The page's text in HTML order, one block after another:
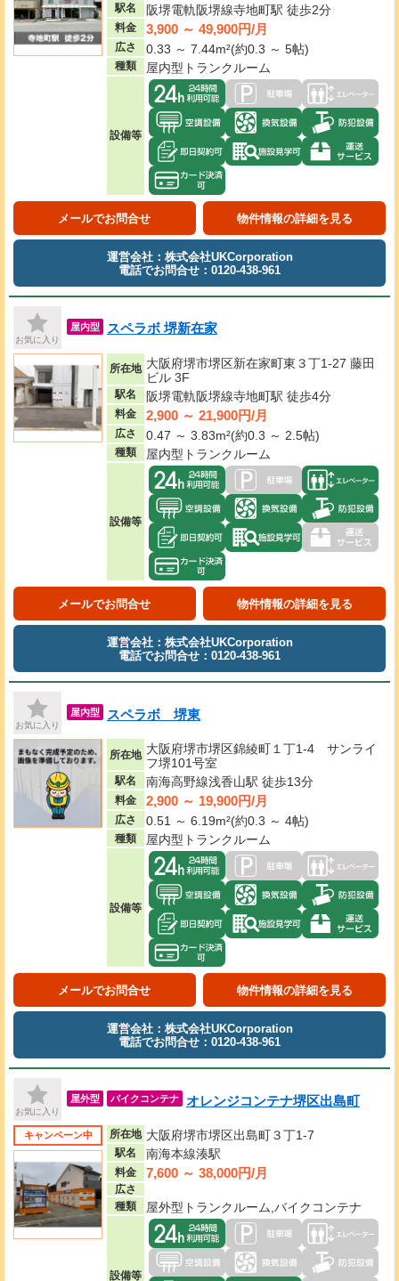
駅名 阪堺電軌阪堺線寺地町駅 徒歩2分
料金 3,900 ～ 49,900円/月
広さ 0.33 ～ 7.44m²(約0.3 ～ 5帖)
種類 屋内型トランクルーム
設備等
メールでお問合せ 物件情報の詳細を見る
運営会社：株式会社UKCorporation
電話でお問合せ：0120-438-961
お気に入り
屋内型 スペラボ 堺新在家
所在地 大阪府堺市堺区新在家町東３丁1-27 藤田
ビル 3F
駅名 阪堺電軌阪堺線寺地町駅 徒歩4分
料金 2,900 ～ 21,900円/月
広さ 0.47 ～ 3.83m²(約0.3 ～ 2.5帖)
種類 屋内型トランクルーム
設備等
メールでお問合せ 物件情報の詳細を見る
運営会社：株式会社UKCorporation
電話でお問合せ：0120-438-961
お気に入り
屋内型 スペラボ 堺東
所在地 大阪府堺市堺区錦綾町１丁1-4 サンライ
フ堺101号室
駅名 南海高野線浅香山駅 徒歩13分
料金 2,900 ～ 19,900円/月
広さ 0.51 ～ 6.19m²(約0.3 ～ 4帖)
種類 屋内型トランクルーム
設備等
メールでお問合せ 物件情報の詳細を見る
運営会社：株式会社UKCorporation
電話でお問合せ：0120-438-961
お気に入り
屋外型 バイクコンテナ オレンジコンテナ堺区出島町
キャンペーン中 所在地 大阪府堺市堺区出島町３丁1-7
駅名 南海本線湊駅
料金 7,600 ～ 38,000円/月
広さ
種類
屋外型トランクルーム,バイクコンテナ
設備等